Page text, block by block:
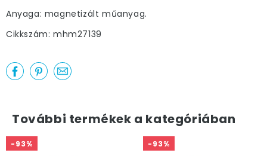
Anyaga: magnetizált műanyag.
Cikkszám: mhm27139
További termékek a kategóriában
-93% -93%